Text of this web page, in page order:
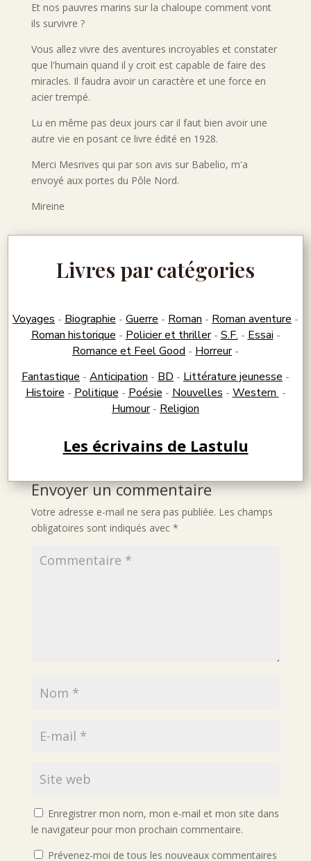
Et nos pauvres marins sur la chaloupe comment vont
ils survivre ?
Vous allez vivre des aventures incroyables et constater
que l'humain quand il y croit est capable de faire des
miracles. Il faudra avoir un caractère et une force en
acier trempé.
Lu en même pas deux jours car il faut bien avoir une
autre vie en posant ce livre édité en 1928.
Merci Mesrives qui par son avis sur Babelio, m'a
envoyé aux portes du Pôle Nord.
Mireine
Livres par catégories
Voyages - Biographie - Guerre - Roman - Roman aventure -
Roman historique - Policier et thriller- S.F. - Essai -
Romance et Feel Good - Horreur-
Fantastique - Anticipation - BD - Littérature jeunesse -
Histoire - Politique - Poésie - Nouvelles - Western -
Humour- Religion
Les écrivains de Lastulu
Envoyer un commentaire
Votre adresse e-mail ne sera pas publiée. Les champs
obligatoires sont indiqués avec *
Enregistrer mon nom, mon e-mail et mon site dans
le navigateur pour mon prochain commentaire.
Prévenez-moi de tous les nouveaux commentaires